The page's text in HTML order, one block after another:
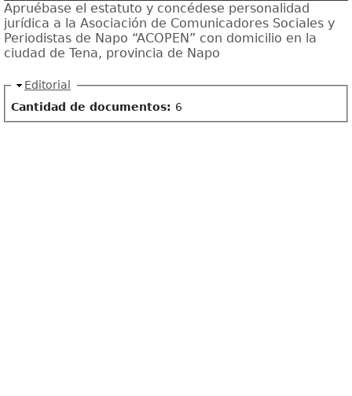
Apruébase el estatuto y concédese personalidad
jurídica a la Asociación de Comunicadores Sociales y
Periodistas de Napo “ACOPEN” con domicilio en la
ciudad de Tena, provincia de Napo
Ocultar
Editorial
Cantidad de documentos: 6